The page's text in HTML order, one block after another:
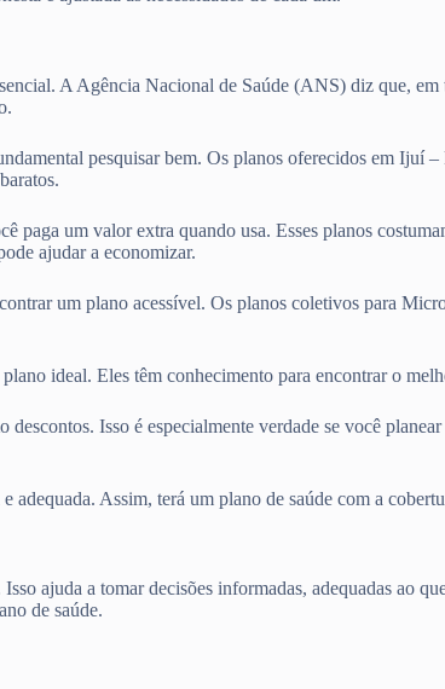
A Agência Nacional de Saúde (ANS) diz que,
pesquisar bem. Os planos oferecidos em Ijuí
paga um valor extra quando usa. Esses planos
ajudar a economizar.
um plano acessível. Os planos coletivos para
ideal. Eles têm conhecimento para encontrar o
Isso é especialmente verdade se você
adequada. Assim, terá um plano de saúde com a
ajuda a tomar decisões informadas, adequadas ao
de saúde.